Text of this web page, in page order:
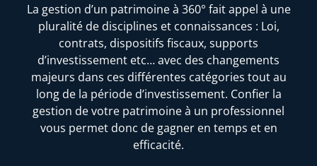
La gestion d’un patrimoine à 360° fait appel à une
pluralité de disciplines et connaissances : Loi,
contrats, dispositifs fiscaux, supports
d’investissement etc… avec des changements
majeurs dans ces différentes catégories tout au
long de la période d’investissement. Confier la
gestion de votre patrimoine à un professionnel
vous permet donc de gagner en temps et en
efficacité.